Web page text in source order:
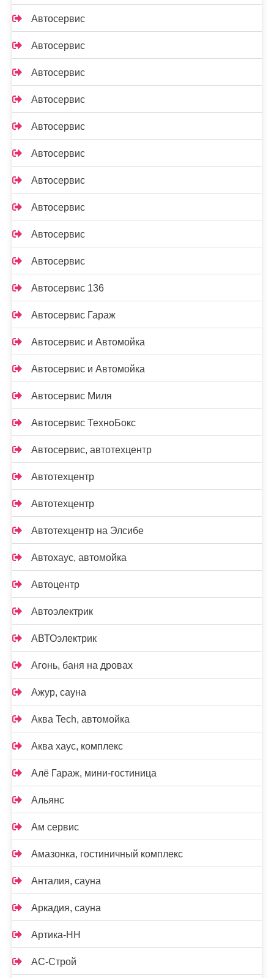
Автосервис
Автосервис
Автосервис
Автосервис
Автосервис
Автосервис
Автосервис
Автосервис
Автосервис
Автосервис
Автосервис 136
Автосервис Гараж
Автосервис и Автомойка
Автосервис и Автомойка
Автосервис Миля
Автосервис ТехноБокс
Автосервис, автотехцентр
Автотехцентр
Автотехцентр
Автотехцентр на Элсибе
Автохаус, автомойка
Автоцентр
Автоэлектрик
АВТОэлектрик
Агонь, баня на дровах
Ажур, сауна
Аква Tech, автомойка
Аква хаус, комплекс
Алё Гараж, мини-гостиница
Альянс
Ам сервис
Амазонка, гостиничный комплекс
Анталия, сауна
Аркадия, сауна
Артика-НН
АС-Строй